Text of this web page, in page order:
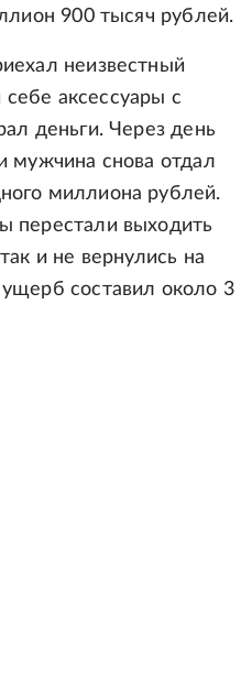
900 тысяч рублей.
неизвестный
аксессуары с
деньги. Через день
мужчина снова отдал
миллиона рублей.
перестали выходить
и не вернулись на
составил около 3